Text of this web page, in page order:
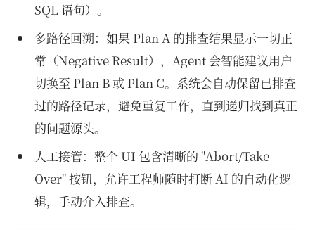
SQL 语句）。
多路径回溯：如果 Plan A 的排查结果显示一切正
常（Negative Result），Agent 会智能建议用户
切换至 Plan B 或 Plan C。系统会自动保留已排查
过的路径记录，避免重复工作，直到递归找到真正
的问题源头。
人工接管：整个 UI 包含清晰的 "Abort/Take
Over" 按钮，允许工程师随时打断 AI 的自动化逻
辑，手动介入排查。